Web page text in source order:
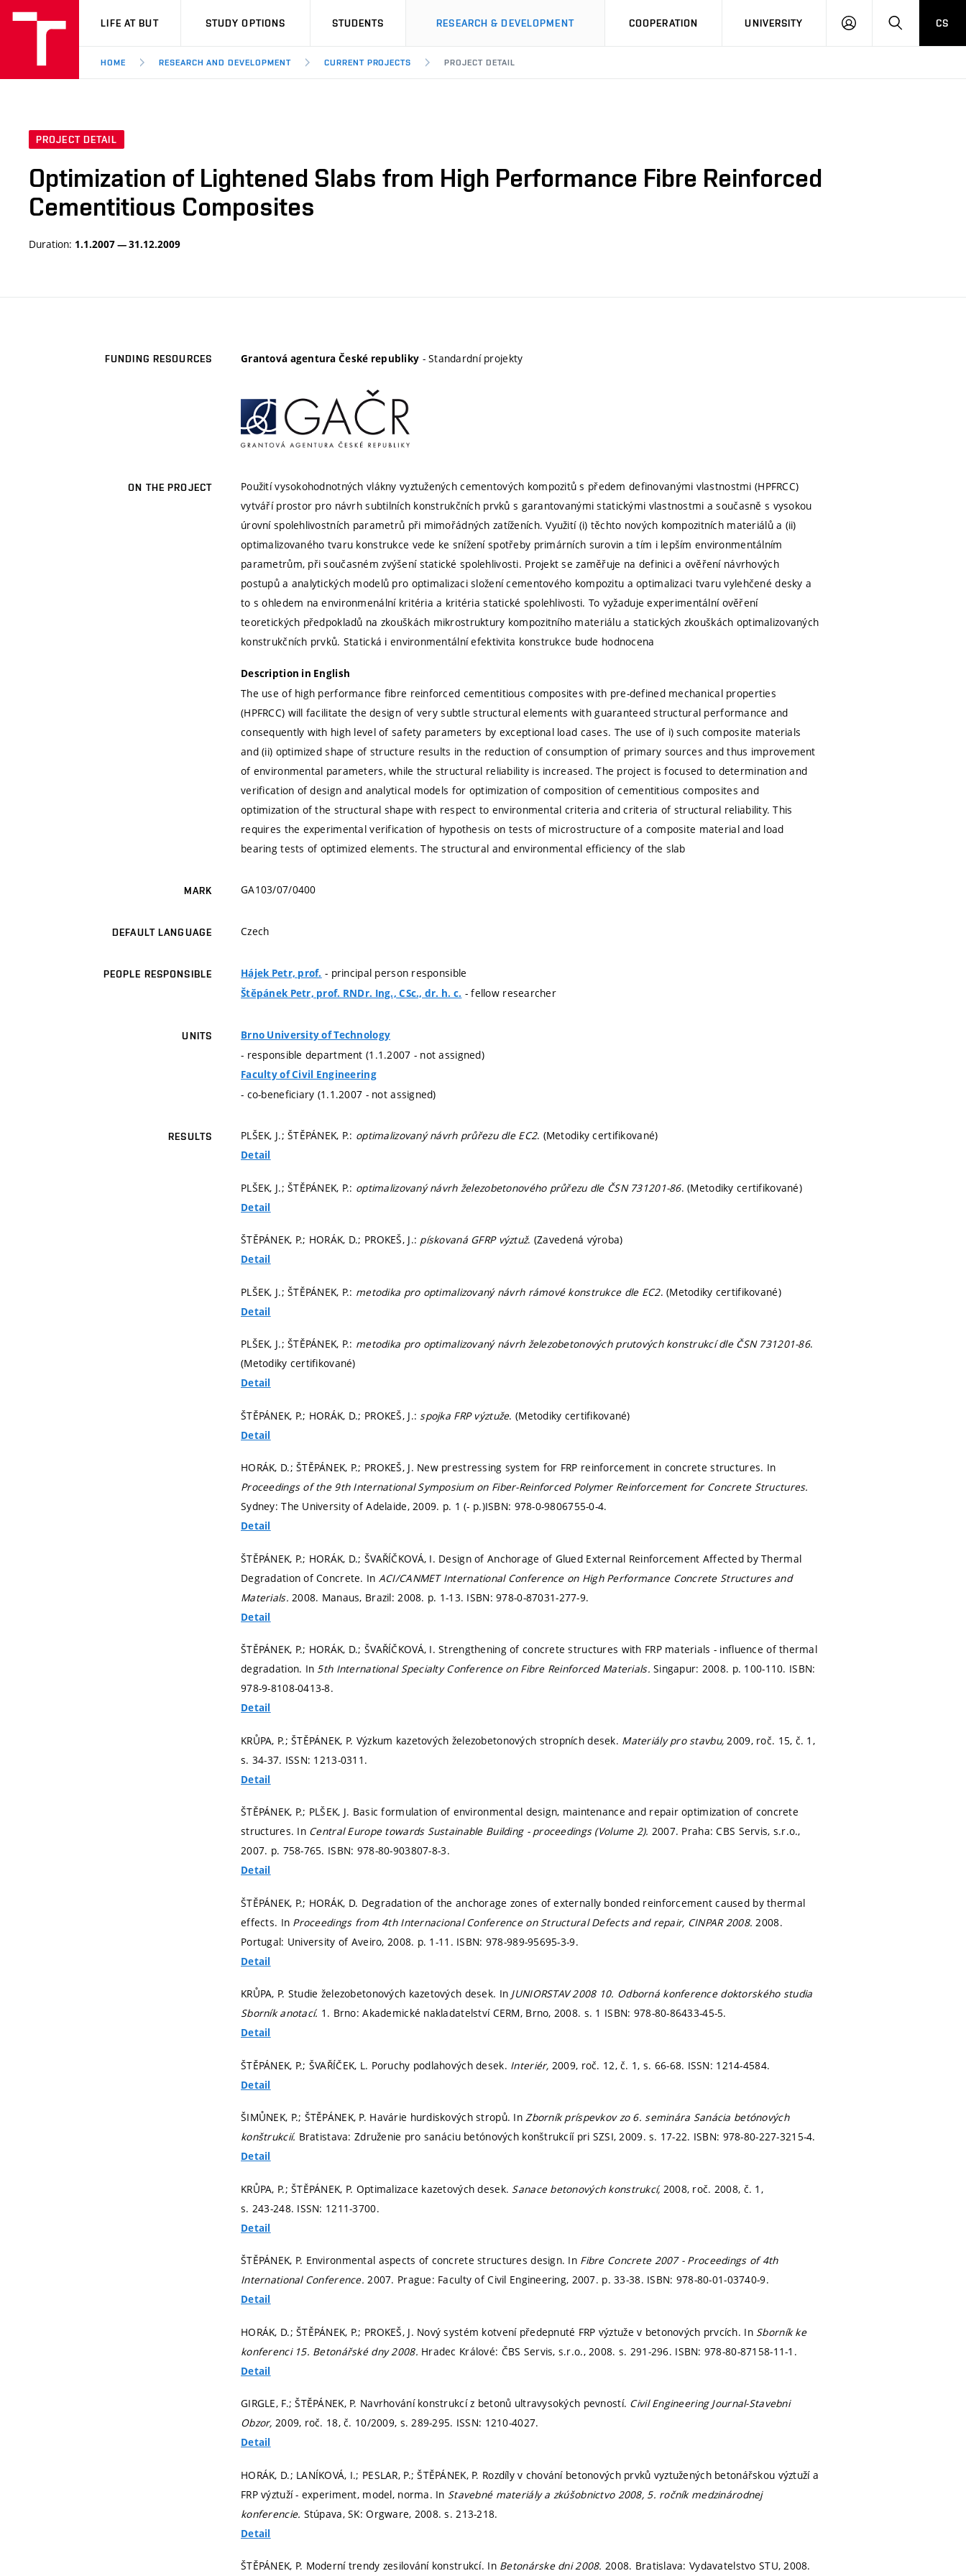
VUT
LIFE AT BUT STUDY OPTIONS STUDENTS RESEARCH & DEVELOPMENT COOPERATION UNIVERSITY
LOG
SEARCHCS
HOME RESEARCH AND DEVELOPMENT CURRENT PROJECTS PROJECT DETAIL
PROJECT DETAIL
Optimization of Lightened Slabs from High Performance Fibre Reinforced
Cementitious Composites
Duration: 1.1.2007 — 31.12.2009
FUNDING RESOURCES Grantová agentura České republiky - Standardní projekty
ON THE PROJECT
Použití vysokohodnotných vlákny vyztužených cementových kompozitů s předem definovanými vlastnostmi (HPFRCC)
vytváří prostor pro návrh subtilních konstrukčních prvků s garantovanými statickými vlastnostmi a současně s vysokou
úrovní spolehlivostních parametrů při mimořádných zatíženích. Využití (i) těchto nových kompozitních materiálů a (ii)
optimalizovaného tvaru konstrukce vede ke snížení spotřeby primárních surovin a tím i lepším environmentálním
parametrům, při současném zvýšení statické spolehlivosti. Projekt se zaměřuje na definici a ověření návrhových
postupů a analytických modelů pro optimalizaci složení cementového kompozitu a optimalizaci tvaru vylehčené desky a
to s ohledem na environmenální kritéria a kritéria statické spolehlivosti. To vyžaduje experimentální ověření
teoretických předpokladů na zkouškách mikrostruktury kompozitního materiálu a statických zkouškách optimalizovaných
konstrukčních prvků. Statická i environmentální efektivita konstrukce bude hodnocena
Description in English
The use of high performance fibre reinforced cementitious composites with pre-defined mechanical properties
(HPFRCC) will facilitate the design of very subtle structural elements with guaranteed structural performance and
consequently with high level of safety parameters by exceptional load cases. The use of i) such composite materials
and (ii) optimized shape of structure results in the reduction of consumption of primary sources and thus improvement
of environmental parameters, while the structural reliability is increased. The project is focused to determination and
verification of design and analytical models for optimization of composition of cementitious composites and
optimization of the structural shape with respect to environmental criteria and criteria of structural reliability. This
requires the experimental verification of hypothesis on tests of microstructure of a composite material and load
bearing tests of optimized elements. The structural and environmental efficiency of the slab
MARK GA103/07/0400
DEFAULT LANGUAGE Czech
PEOPLE RESPONSIBLE Hájek Petr, prof. - principal person responsible
Štěpánek Petr, prof. RNDr. Ing., CSc., dr. h. c. - fellow researcher
UNITS Brno University of Technology
- responsible department (1.1.2007 - not assigned)
Faculty of Civil Engineering
- co-beneficiary (1.1.2007 - not assigned)
RESULTS PLŠEK, J.; ŠTĚPÁNEK, P.: optimalizovaný návrh průřezu dle EC2. (Metodiky certifikované)
Detail
PLŠEK, J.; ŠTĚPÁNEK, P.: optimalizovaný návrh železobetonového průřezu dle ČSN 731201-86. (Metodiky certifikované)
Detail
ŠTĚPÁNEK, P.; HORÁK, D.; PROKEŠ, J.: pískovaná GFRP výztuž. (Zavedená výroba)
Detail
PLŠEK, J.; ŠTĚPÁNEK, P.: metodika pro optimalizovaný návrh rámové konstrukce dle EC2. (Metodiky certifikované)
Detail
PLŠEK, J.; ŠTĚPÁNEK, P.: metodika pro optimalizovaný návrh železobetonových prutových konstrukcí dle ČSN 731201-86.
(Metodiky certifikované)
Detail
ŠTĚPÁNEK, P.; HORÁK, D.; PROKEŠ, J.: spojka FRP výztuže. (Metodiky certifikované)
Detail
HORÁK, D.; ŠTĚPÁNEK, P.; PROKEŠ, J. New prestressing system for FRP reinforcement in concrete structures. In
Proceedings of the 9th International Symposium on Fiber-Reinforced Polymer Reinforcement for Concrete Structures.
Sydney: The University of Adelaide, 2009. p. 1 (- p.)ISBN: 978-0-9806755-0-4.
Detail
ŠTĚPÁNEK, P.; HORÁK, D.; ŠVAŘÍČKOVÁ, I. Design of Anchorage of Glued External Reinforcement Affected by Thermal
Degradation of Concrete. In ACI/CANMET International Conference on High Performance Concrete Structures and
Materials. 2008. Manaus, Brazil: 2008. p. 1-13. ISBN: 978-0-87031-277-9.
Detail
ŠTĚPÁNEK, P.; HORÁK, D.; ŠVAŘÍČKOVÁ, I. Strengthening of concrete structures with FRP materials - influence of thermal
degradation. In 5th International Specialty Conference on Fibre Reinforced Materials.Singapur: 2008. p. 100-110. ISBN:
978-9-8108-0413-8.
Detail
KRŮPA, P.; ŠTĚPÁNEK, P. Výzkum kazetových železobetonových stropních desek. Materiály pro stavbu, 2009, roč. 15, č. 1,
s. 34-37. ISSN: 1213-0311.
Detail
ŠTĚPÁNEK, P.; PLŠEK, J. Basic formulation of environmental design, maintenance and repair optimization of concrete
structures. In Central Europe towards Sustainable Building - proceedings (Volume 2). 2007. Praha: CBS Servis, s.r.o.,
2007. p. 758-765. ISBN: 978-80-903807-8-3.
Detail
ŠTĚPÁNEK, P.; HORÁK, D. Degradation of the anchorage zones of externally bonded reinforcement caused by thermal
effects. In Proceedings from 4th Internacional Conference on Structural Defects and repair, CINPAR 2008. 2008.
Portugal: University of Aveiro, 2008. p. 1-11. ISBN: 978-989-95695-3-9.
Detail
KRŮPA, P. Studie železobetonových kazetových desek. In JUNIORSTAV 2008 10. Odborná konference doktorského studia
Sborník anotací. 1. Brno: Akademické nakladatelství CERM, Brno, 2008. s. 1 ISBN: 978-80-86433-45-5.
Detail
ŠTĚPÁNEK, P.; ŠVAŘÍČEK, L. Poruchy podlahových desek. Interiér, 2009, roč. 12, č. 1, s. 66-68. ISSN: 1214-4584.
Detail
ŠIMŮNEK, P.; ŠTĚPÁNEK, P. Havárie hurdiskových stropů. InZborník príspevkov zo 6. seminára Sanácia betónových
konštrukcií. Bratistava: Združenie pro sanáciu betónových konštrukcíí pri SZSI, 2009.s. 17-22. ISBN: 978-80-227-3215-4.
Detail
KRŮPA, P.; ŠTĚPÁNEK, P. Optimalizace kazetových desek. Sanace betonových konstrukcí, 2008, roč. 2008, č. 1,
s. 243-248. ISSN: 1211-3700.
Detail
ŠTĚPÁNEK, P. Environmental aspects of concrete structures design. In Fibre Concrete 2007 - Proceedings of 4th
International Conference.2007. Prague: Faculty of Civil Engineering, 2007. p. 33-38. ISBN: 978-80-01-03740-9.
Detail
HORÁK, D.; ŠTĚPÁNEK, P.; PROKEŠ, J. Nový systém kotvení předepnuté FRP výztuže v betonových prvcích. In Sborník ke
konferenci 15. Betonářské dny 2008. Hradec Králové: ČBS Servis, s.r.o., 2008. s. 291-296. ISBN: 978-80-87158-11-1.
Detail
GIRGLE, F.; ŠTĚPÁNEK, P. Navrhování konstrukcí z betonů ultravysokých pevností. Civil Engineering Journal-Stavebni
Obzor, 2009, roč. 18, č. 10/2009, s. 289-295. ISSN: 1210-4027.
Detail
HORÁK, D.; LANÍKOVÁ, I.; PESLAR, P.; ŠTĚPÁNEK, P. Rozdíly v chování betonových prvků vyztužených betonářskou výztuží a
FRP výztuží - experiment, model, norma. In Stavebné materiály a zkúšobnictvo 2008, 5. ročník medzinárodnej
konferencie. Stúpava, SK: Orgware, 2008.s. 213-218.
Detail
ŠTĚPÁNEK, P. Moderní trendy zesilování konstrukcí. In Betonárske dni 2008.2008. Bratislava: Vydavatelstvo STU, 2008.